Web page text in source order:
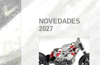
NOVEDADES
2027